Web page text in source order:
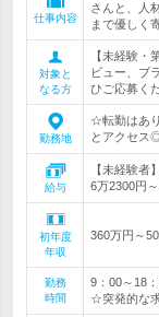
仕事内容
さんと、人
まで優しく
対象と
なる方
【未経験・
ビュー、ブ
ひご応募く
勤務地
☆転勤はあ
とアクセス
給与
【未経験者
6万2300円
初年度
年収
360万円～
勤務
時間
9：00～18
☆突発的な